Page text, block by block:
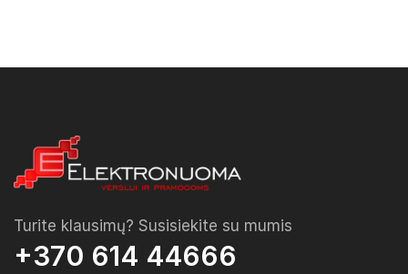
Turite klausimų? Susisiekite su mumis
+370 614 44666